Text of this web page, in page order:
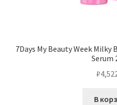
7Days My Beauty Week Milky
Serum
₽
В